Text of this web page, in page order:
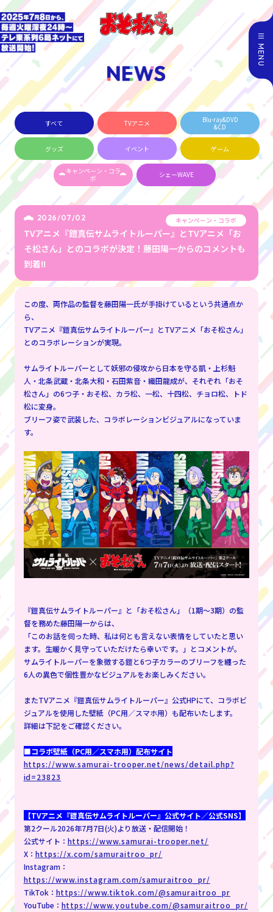
MENU
すべて TVアニメ
Blu-ray&DVD
&CD
グッズ イベント ゲーム
キャンペーン・コラ
ボ
シェーWAVE
2026/07/02
TVアニメ『鎧真伝サムライトルーパー』とTVアニメ「お
そ松さん」とのコラボが決定！藤田陽一からのコメントも
到着!!
キャンペーン・コラボ
この度、両作品の監督を藤田陽一氏が手掛けているという共通点か
ら、
TVアニメ『鎧真伝サムライトルーパー』とTVアニメ「おそ松さん」
とのコラボレーションが実現。
サムライトルーパーとして妖邪の侵攻から日本を守る凱・上杉魁
人・北条武蔵・北条大和・石田紫音・織田龍成が、それぞれ「おそ
松さん」の6つ子・おそ松、カラ松、一松、十四松、チョロ松、トド
松に変身。
ブリーフ姿で武装した、コラボレーションビジュアルになっていま
す。
『鎧真伝サムライトルーパー』と「おそ松さん」（1期～3期）の監
督を務めた藤田陽一からは、
「このお話を伺った時、私は何とも言えない表情をしていたと思い
ます。生暖かく見守っていただけたら幸いです。」とコメントが。
サムライトルーパーを象徴する鎧と6つ子カラーのブリーフを纏った
6人の異色で個性豊かなビジュアルをお楽しみください。
またTVアニメ『鎧真伝サムライトルーパー』公式HPにて、コラボビ
ジュアルを使用した壁紙（PC用／スマホ用）も配布いたします。
詳細は下記をご確認ください。
■コラボ壁紙（PC用／スマホ用）配布サイト
https://www.samurai-trooper.net/news/detail.php?
id=23823
【TVアニメ『鎧真伝サムライトルーパー』公式サイト／公式SNS】
第2クール2026年7月7日(火)より放送・配信開始！
公式サイト： https://www.samurai-trooper.net/
X： https://x.com/samuraitroo_pr/
Instagram：
https://www.instagram.com/samuraitroo_pr/
TikTok： https://www.tiktok.com/@samuraitroo_pr
YouTube： https://www.youtube.com/@samuraitroo_pr/